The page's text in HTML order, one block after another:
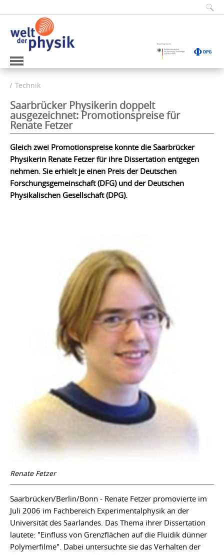
Technik
Saarbrücker Physikerin doppelt
ausgezeichnet: Promotionspreise für
Renate Fetzer
Gleich zwei Promotionspreise konnte die Saarbrücker
Physikerin Renate Fetzer für ihre Dissertation entgegen
nehmen. Sie erhielt je einen Preis der Deutschen
Forschungsgemeinschaft (DFG) und der Deutschen
Physikalischen Gesellschaft (DPG).
Renate Fetzer
Saarbrücken/Berlin/Bonn - Renate Fetzer promovierte im
Juli 2006 im Fachbereich Experimentalphysik an der
Universität des Saarlandes. Das Thema ihrer Dissertation
lautete: "Einfluss von Grenzflächen auf die Fluidik dünner
Polymerfilme". Dabei untersuchte sie das Verhalten der